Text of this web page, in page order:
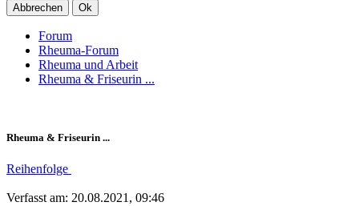
Abbrechen Ok
Forum
Rheuma-Forum
Rheuma und Arbeit
Rheuma & Friseurin ...
Rheuma & Friseurin ...
Reihenfolge
Verfasst am: 20.08.2021, 09:46